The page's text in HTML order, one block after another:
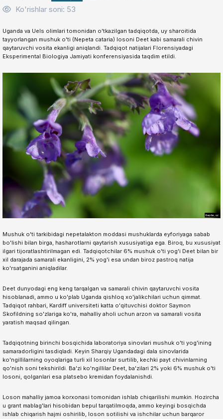
Ko'rishlar soni: 53
Uganda va Uels olimlari tomonidan o'tkazilgan tadqiqotda, uy sharoitida
tayyorlangan mushuk o'ti (Nepeta cataria) losoni Deet kabi samarali chivin
qaytaruvchi vosita ekanligi aniqlandi. Tadqiqot natijalari Florensiyadagi
Eksperimental Biologiya Jamiyati konferensiyasida taqdim etildi.
Mushuk o'ti tarkibidagi nepetalakton moddasi mushuklarda eyforiyaga sabab
bo'lishi bilan birga, hasharotlarni qaytarish xususiyatiga ega. Biroq, bu xususiyat
ilgari tijoratlashtirilmagan edi. Tadqiqotchilar 6% mushuk o'ti yog'i Deet bilan bir
xil darajada samarali ekanligini, 2% yog'i esa undan biroz pastroq natija
ko'rsatganini aniqladilar.
Deet dunyodagi eng keng tarqalgan va samarali chivin qaytaruvchi vosita
hisoblanadi, ammo u ko'plab Uganda qishloq xo'jalikchilari uchun qimmat.
Tadqiqot rahbari, Kardiff universiteti katta o'qituvchisi doktor Saymon
Skofildning so'zlariga ko'ra, mahalliy aholi uchun arzon va samarali vosita
yaratish maqsad qilingan.
Tadqiqotning birinchi bosqichida laboratoriya sinovlari mushuk o'ti yog'ining
samaradorligini tasdiqladi. Keyin Sharqiy Ugandadagi dala sinovlarida
ko'ngillilarning oyoqlariga turli xil losonlar surtilib, kechki payt chivinlarning
qo'nish soni tekshirildi. Ba'zi ko'ngillilar Deet, ba'zilari 2% yoki 6% mushuk o'ti
losoni, qolganlari esa platsebo kremidan foydalanishdi.
Loson mahalliy jamoa korxonasi tomonidan ishlab chiqarilishi mumkin. Hozircha
u grant mablag'lari hisobidan bepul tarqatilmoqda, ammo keyingi bosqichda
ishlab chiqarish hajmi oshirilib, loson sotilishi va ishchilar uchun barqaror